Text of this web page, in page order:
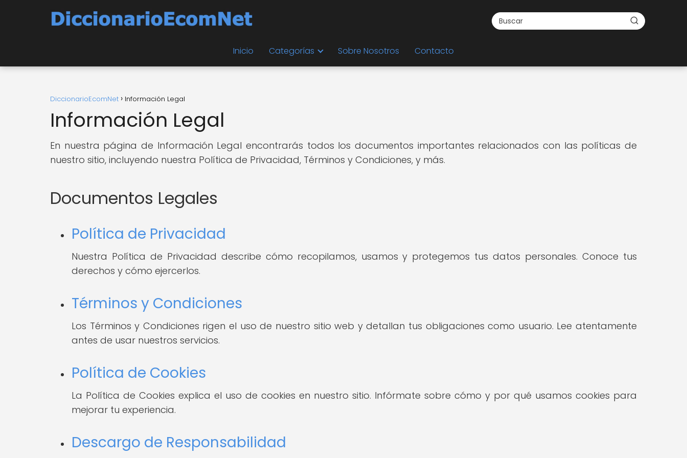
Inicio Categorías Sobre Nosotros Contacto
DiccionarioEcomNet Información Legal
Información Legal
En nuestra página de Información Legal encontrarás todos los documentos importantes relacionados con las políticas de
nuestro sitio, incluyendo nuestra Política de Privacidad, Términos y Condiciones, y más.
Documentos Legales
Política de Privacidad
Nuestra Política de Privacidad describe cómo recopilamos, usamos y protegemos tus datos personales. Conoce tus
derechos y cómo ejercerlos.
Términos y Condiciones
Los Términos y Condiciones rigen el uso de nuestro sitio web y detallan tus obligaciones como usuario. Lee atentamente
antes de usar nuestros servicios.
Política de Cookies
La Política de Cookies explica el uso de cookies en nuestro sitio. Infórmate sobre cómo y por qué usamos cookies para
mejorar tu experiencia.
Descargo de Responsabilidad